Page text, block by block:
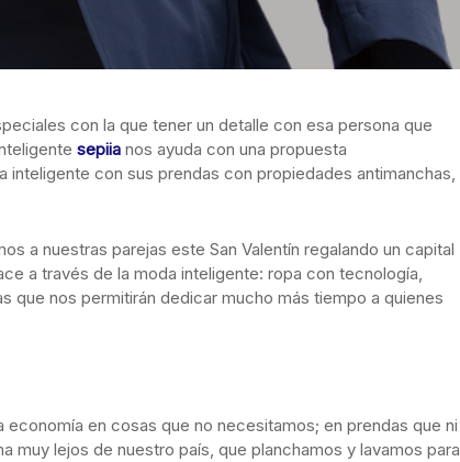
con la que tener un detalle con esa persona que
sepiia nos ayuda con una propuesta
con sus prendas con propiedades antimanchas,
a nuestras parejas este San Valentín regalando un capital
a través de la moda inteligente: ropa con tecnología,
que nos permitirán dedicar mucho más tiempo a quienes
en cosas que no necesitamos; en prendas que ni
muy lejos de nuestro país, que planchamos y lavamos para